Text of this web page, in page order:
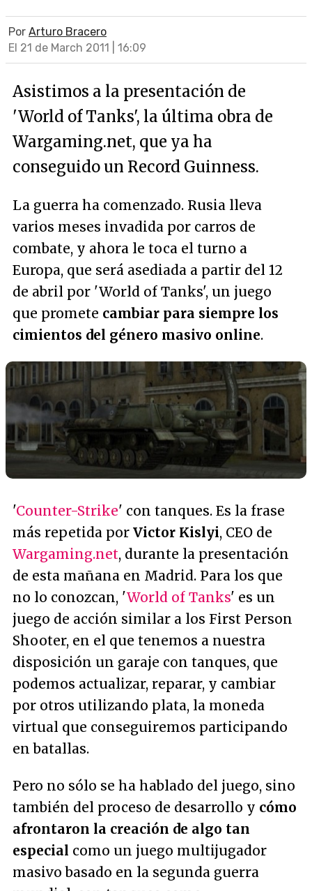
Por Arturo Bracero
El 21 de March 2011 | 16:09
Asistimos a la presentación de
'World of Tanks', la última obra de
Wargaming.net, que ya ha
conseguido un Record Guinness.
La guerra ha comenzado. Rusia lleva
varios meses invadida por carros de
combate, y ahora le toca el turno a
Europa, que será asediada a partir del 12
de abril por 'World of Tanks', un juego
que promete cambiar para siempre los
cimientos del género masivo online.
'Counter-Strike' con tanques. Es la frase
más repetida por Victor Kislyi, CEO de
Wargaming.net, durante la presentación
de esta mañana en Madrid. Para los que
no lo conozcan, 'World of Tanks' es un
juego de acción similar a los First Person
Shooter, en el que tenemos a nuestra
disposición un garaje con tanques, que
podemos actualizar, reparar, y cambiar
por otros utilizando plata, la moneda
virtual que conseguiremos participando
en batallas.
Pero no sólo se ha hablado del juego, sino
también del proceso de desarrollo y cómo
afrontaron la creación de algo tan
especial como un juego multijugador
masivo basado en la segunda guerra